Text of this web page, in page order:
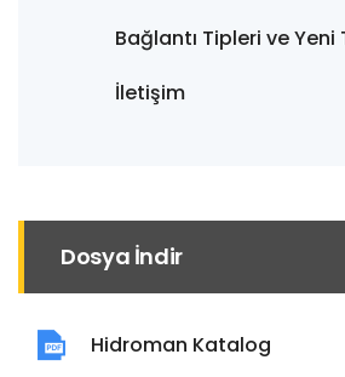
Bağlantı Tipleri ve
İletişim
Dosya İndir
Hidroman Katalog